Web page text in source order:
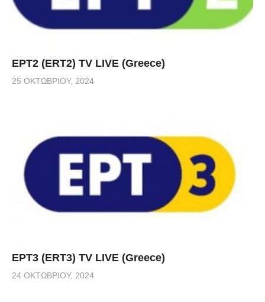
ΕΡΤ2 (ERT2) TV LIVE (Greece)
25 ΟΚΤΩΒΡΊΟΥ, 2024
ΕΡΤ3 (ERT3) TV LIVE (Greece)
24 ΟΚΤΩΒΡΊΟΥ, 2024